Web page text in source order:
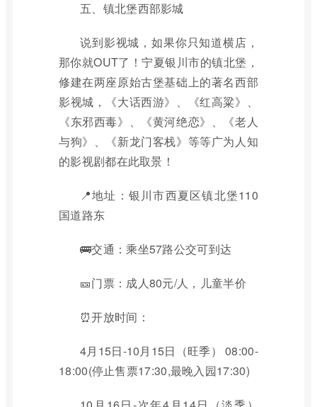
五、镇北堡西部影城
说到影视城，如果你只知道横店，
那你就OUT了！宁夏银川市的镇北堡，
修建在两座原始古堡基础上的著名西部
影视城，《大话西游》、《红高粱》、
《东邪西毒》、《黄河绝恋》、《老人
与狗》、《新龙门客栈》等等广为人知
的影视剧都在此取景！
📍地址：银川市西夏区镇北堡110
国道路东
🚌交通：乘坐57路公交可到达
🎫门票：成人80元/人，儿童半价
⏰开放时间：
4月15日-10月15日（旺季） 08:00-
18:00(停止售票17:30,最晚入园17:30)